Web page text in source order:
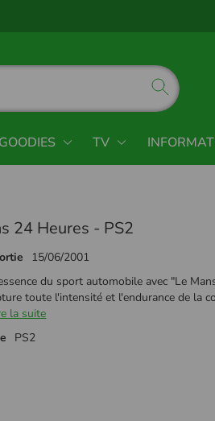
TV
24 Heures - PS2
15/06/2001
du sport automobile avec "Le
toute l'intensité et l'endurance de la
la suite
PS2